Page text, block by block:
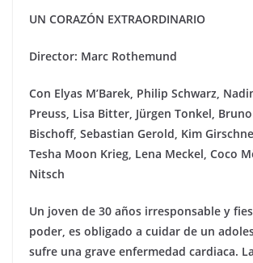
UN CORAZÓN EXTRAORDINARIO
Director: Marc Rothemund
Con Elyas M’Barek, Philip Schwarz,
Preuss, Lisa Bitter, Jürgen Tonkel,
Bischoff, Sebastian Gerold, Kim
Tesha Moon Krieg, Lena Meckel, Coco M
Nitsch
Un joven de 30 años irresponsable y
poder, es obligado a cuidar de un
sufre una grave enfermedad cardiaca.